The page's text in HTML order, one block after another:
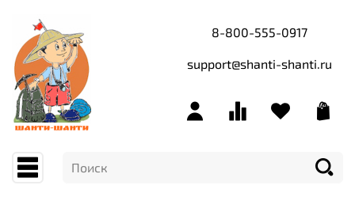
8-800-555-0917
support@shanti-shanti.ru